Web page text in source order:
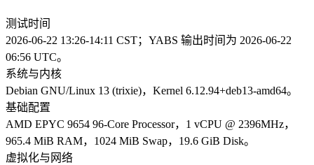
测试时间
2026-06-22 13:26-14:11 CST；YABS 输出时间为 2026-06-22
06:56 UTC。
系统与内核
Debian GNU/Linux 13 (trixie)，Kernel 6.12.94+deb13-amd64。
基础配置
AMD EPYC 9654 96-Core Processor，1 vCPU @ 2396MHz，
965.4 MiB RAM，1024 MiB Swap，19.6 GiB Disk。
虚拟化与网络